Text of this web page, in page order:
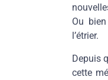
Ou
l’étrier.
Depuis
cette